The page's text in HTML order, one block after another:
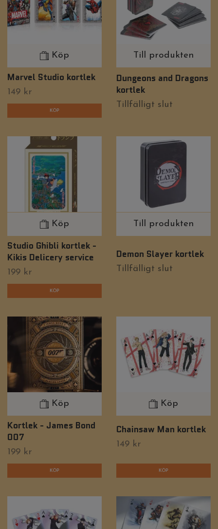
Köp
Marvel Studio kortlek
149 kr
Till produkten
Dungeons and Dragons
kortlek
Tillfälligt slut
Köp
Studio Ghibli kortlek -
Kikis Delicery service
199 kr
Till produkten
Demon Slayer kortlek
Tillfälligt slut
Köp
Kortlek - James Bond
007
199 kr
Köp
Chainsaw Man kortlek
149 kr